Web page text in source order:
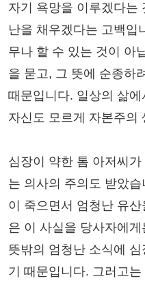
자기 욕망을 이루겠다는
난을 채우겠다는 고백입
무나 할 수 있는 것이 아
을 묻고, 그 뜻에 순종하
때문입니다. 일상의 삶
자신도 모르게 자본주의
심장이 약한 톰 아저씨
는 의사의 주의도 받았
이 죽으면서 엄청난 유
은 이 사실을 당사자에
뜻밖의 엄청난 소식에
기 때문입니다. 그러고